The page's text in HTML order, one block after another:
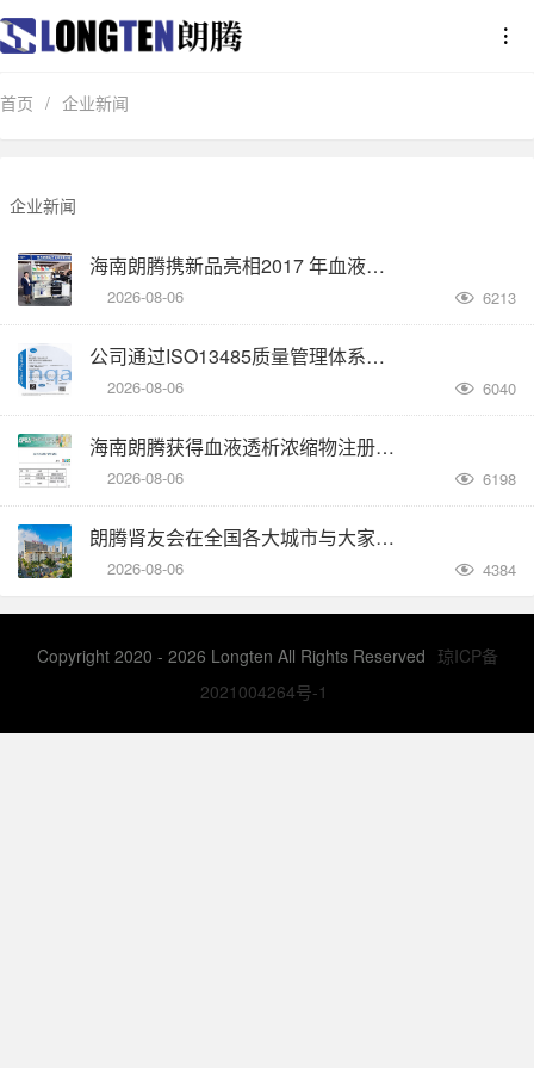
首页 / 企业新闻
企业新闻
海南朗腾携新品亮相2017 年血液净化论坛
2026-08-06  6213
公司通过ISO13485质量管理体系认证并取得证书
2026-08-06  6040
海南朗腾获得血液透析浓缩物注册批件
2026-08-06  6198
朗腾肾友会在全国各大城市与大家见面，并首次尝试线上直播
2026-08-06  4384
Copyright 2020 - 2026 Longten All Rights Reserved 琼ICP备
2021004264号-1